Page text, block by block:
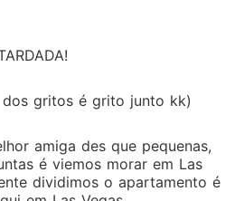
gritos é grito junto kk)
amiga des que pequenas,
é viemos morar em Las
dividimos o apartamento é